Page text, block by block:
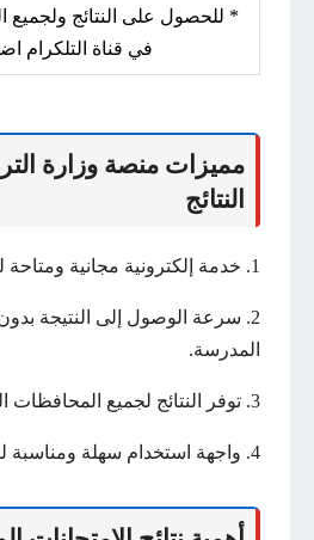
* للحصول على النتائج
في قناة التلكرام
مميزات منصة وزارة
النتائج
1. خدمة إلكترونية مجانية ومتاحة للجميع.
2. سرعة الوصول إلى النتيجة
المدرسة.
3. توفر النتائج لجميع المحافظات العراقية.
4. واجهة استخدام سهلة ومناسبة للجميع.